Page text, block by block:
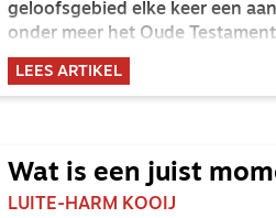
geloofsgebied elke keer een
onder meer het Oude
LEES ARTIKEL
Wat is een juist
LUITE-HARM KOOIJ